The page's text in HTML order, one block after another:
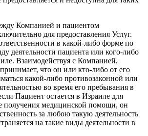
Компанией и пациентом
для предоставления Услуг.
в какой-либо форме по
деятельности пациента или кого-либо
Взаимодействуя с Компанией,
что он или кто-либо от его
какой-либо противозаконной или
во время его пребывания в
Пациент остается в Израиле для
получения медицинской помощи, он
за любою такую деятельность
на такие виды деятельности в